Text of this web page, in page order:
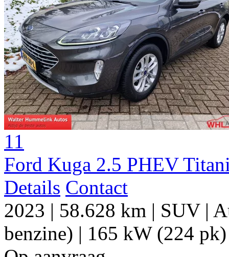
11
Ford Kuga 2.5 PHEV
Details Contact
2023 | 58.628 km | SUV|
benzine) | 165 kW (224 pk)